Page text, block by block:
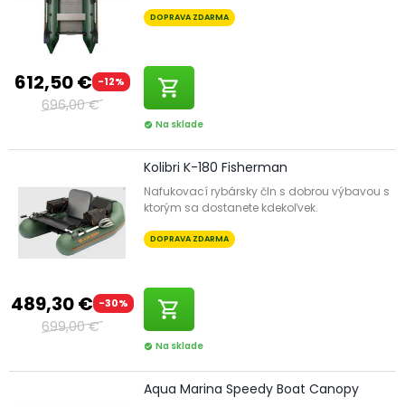
612,50 € -12%
696,00 €
DOPRAVA ZDARMA
shopping_cart
check_circle Na sklade
489,30 € -30%
699,00 €
Kolibri K-180 Fisherman
Nafukovací rybársky čln s dobrou výbavou s
ktorým sa dostanete kdekoľvek.
DOPRAVA ZDARMA
shopping_cart
check_circle Na sklade
Aqua Marina Speedy Boat Canopy